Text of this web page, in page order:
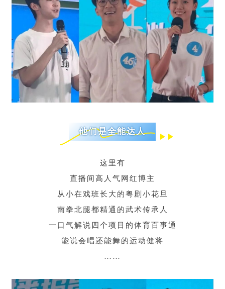
他们是全能达人
这里有
直播间高人气网红博主
从小在戏班长大的粤剧小花旦
南拳北腿都精通的武术传承人
一口气解说四个项目的体育百事通
能说会唱还能舞的运动健将
……